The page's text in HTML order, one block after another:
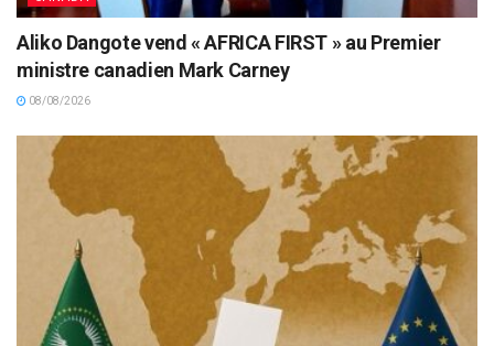
Aliko Dangote vend « AFRICA FIRST » au Premier
ministre canadien Mark Carney
08/08/2026